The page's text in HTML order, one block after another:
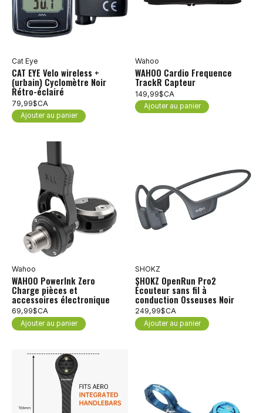
Cat Eye
CAT EYE Velo wireless +
(urbain) Cyclomètre Noir
Rétro-éclairé
79,99$CA
Ajouter au panier
Wahoo
WAHOO Cardio Frequence
TrackR Capteur
149,99$CA
Ajouter au panier
Wahoo
WAHOO Powerlnk Zero
Charge pièces et
accessoires électronique
69,99$CA
Ajouter au panier
SHOKZ
SHOKZ OpenRun Pro2
Écouteur sans fil à
conduction Osseuses Noir
249,99$CA
Ajouter au panier